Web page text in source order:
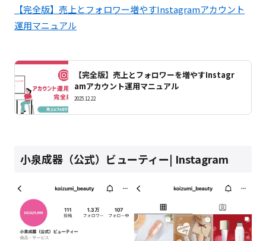
【完全版】売上とフォロワー増やすInstagramアカウント
運用マニュアル
【完全版】売上とフォロワーを増やすInstagr
amアカウント運用マニュアル
2025.12.22
小泉成器（公式）ビューティー| Instagram